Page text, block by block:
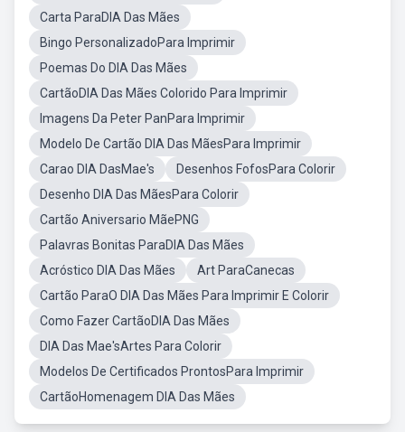
Carta ParaDIA Das Mães
Bingo PersonalizadoPara Imprimir
Poemas Do DIA Das Mães
CartãoDIA Das Mães Colorido Para Imprimir
Imagens Da Peter PanPara Imprimir
Modelo De Cartão DIA Das MãesPara Imprimir
Carao DIA DasMae's
Desenhos FofosPara Colorir
Desenho DIA Das MãesPara Colorir
Cartão Aniversario MãePNG
Palavras Bonitas ParaDIA Das Mães
Acróstico DIA Das Mães
Art ParaCanecas
Cartão ParaO DIA Das Mães Para Imprimir E Colorir
Como Fazer CartãoDIA Das Mães
DIA Das Mae'sArtes Para Colorir
Modelos De Certificados ProntosPara Imprimir
CartãoHomenagem DIA Das Mães